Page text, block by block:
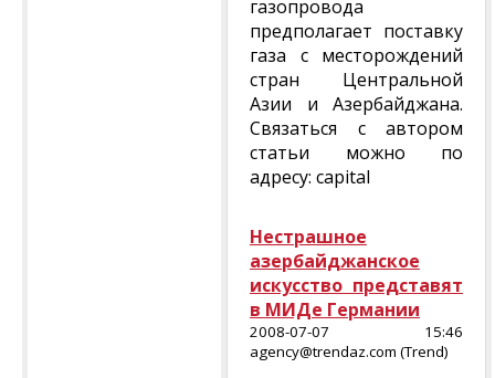
газопровода
предполагает поставку
газа с месторождений
стран Центральной
Азии и Азербайджана.
Связаться с автором
статьи можно по
адресу: capital
Нестрашное
азербайджанское
искусство представят
в МИДе Германии
2008-07-07 15:46
agency@trendaz.com (Trend)